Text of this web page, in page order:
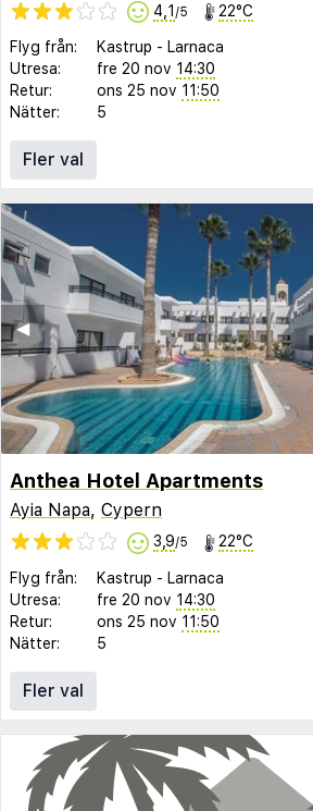
4,1 /5 22°C
Flyg från: Kastrup - Larnaca
Utresa:
fre 20 nov 14:30
Retur:
ons 25 nov 11:50
Nätter:
5
Fler val
◀︎
Anthea Hotel Apartments
Ayia Napa, Cypern
3,9/5 22°C
Flyg från: Kastrup - Larnaca
Utresa:
fre 20 nov 14:30
Retur:
ons 25 nov 11:50
Nätter:
5
Fler val